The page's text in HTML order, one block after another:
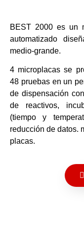
BEST 2000 es un
automatizado
medio-grande.
4 microplacas se
48 pruebas en un
de dispensación
de reactivos,
(tiempo y
reducción de datos.
placas.